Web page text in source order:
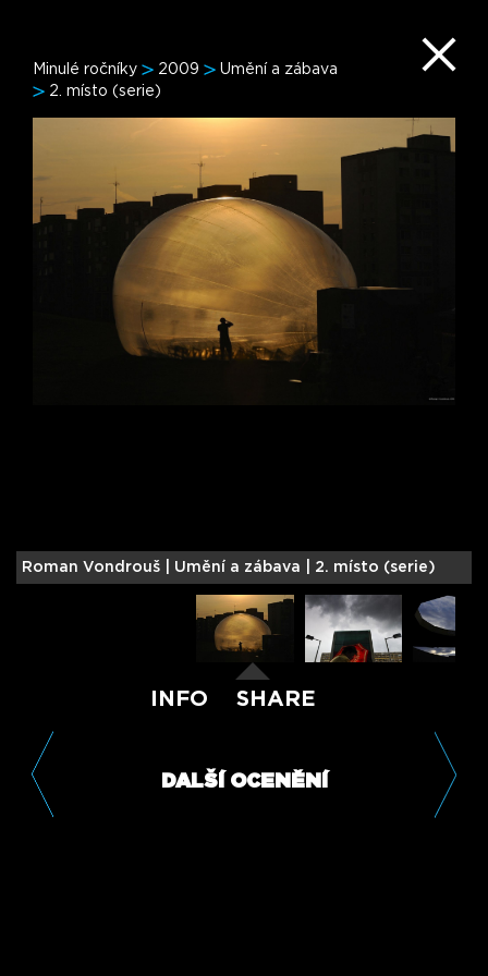
Minulé ročníky 2009
Umění a zábava
2. místo (serie)
Roman Vondrouš | Umění a zábava | 2. místo (serie)
INFO SHARE
DALŠÍ OCENĚNÍ